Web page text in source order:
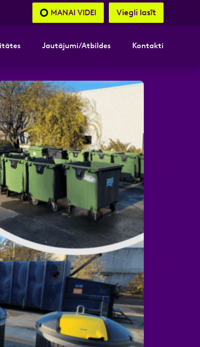
MANAI VIDEI Viegli lasīt
Jautājumi/Atbildes Kontakti